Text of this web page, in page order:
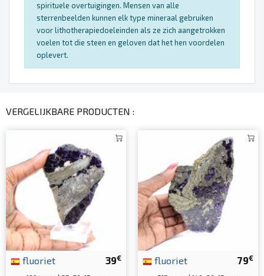
spirituele overtuigingen. Mensen van alle
sterrenbeelden kunnen elk type mineraal gebruiken
voor lithotherapiedoeleinden als ze zich aangetrokken
voelen tot die steen en geloven dat het hen voordelen
oplevert.
VERGELIJKBARE PRODUCTEN :
39€
fluoriet 79€
fluoriet